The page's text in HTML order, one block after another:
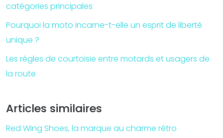
catégories principales
Pourquoi la moto incarne-t-elle un esprit de liberté
unique ?
Les règles de courtoisie entre motards et usagers de
la route
Articles similaires
Red Wing Shoes, la marque au charme rétro